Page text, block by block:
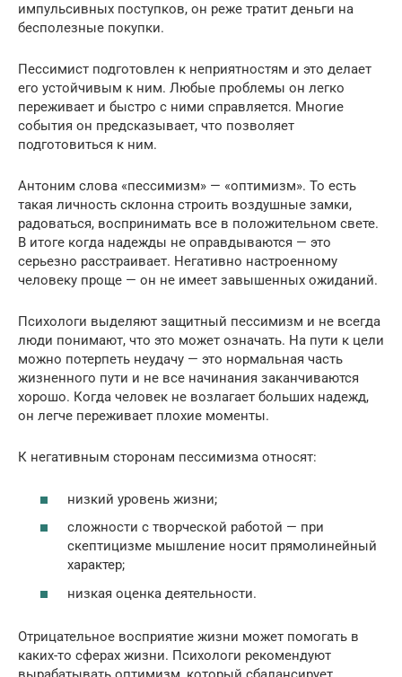
импульсивных поступков, он реже тратит деньги на
бесполезные покупки.
Пессимист подготовлен к неприятностям и это делает
его устойчивым к ним. Любые проблемы он легко
переживает и быстро с ними справляется. Многие
события он предсказывает, что позволяет
подготовиться к ним.
Антоним слова «пессимизм» — «оптимизм». То есть
такая личность склонна строить воздушные замки,
радоваться, воспринимать все в положительном свете.
В итоге когда надежды не оправдываются — это
серьезно расстраивает. Негативно настроенному
человеку проще — он не имеет завышенных ожиданий.
Психологи выделяют защитный пессимизм и не всегда
люди понимают, что это может означать. На пути к цели
можно потерпеть неудачу — это нормальная часть
жизненного пути и не все начинания заканчиваются
хорошо. Когда человек не возлагает больших надежд,
он легче переживает плохие моменты.
К негативным сторонам пессимизма относят:
низкий уровень жизни;
сложности с творческой работой — при
скептицизме мышление носит прямолинейный
характер;
низкая оценка деятельности.
Отрицательное восприятие жизни может помогать в
каких-то сферах жизни. Психологи рекомендуют